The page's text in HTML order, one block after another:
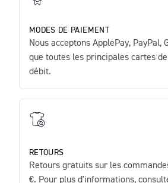
MODES DE PAIEMENT
Nous acceptons ApplePay, PayPal,
que toutes les principales cartes
débit.
RETOURS
Retours gratuits sur les
€. Pour plus d'informations,